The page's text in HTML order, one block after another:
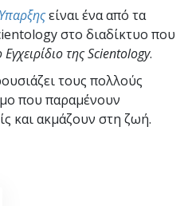
είναι ένα από τα
στο διαδίκτυο που
Εγχειρίδιο της Scientology.
τους πολλούς
που παραμένουν
και ακμάζουν στη ζωή.